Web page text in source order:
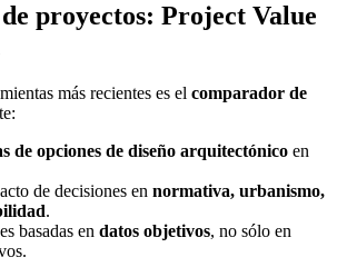
proyectos: Project Value
más recientes es el comparador de
de opciones de diseño arquitectónico en
de decisiones en normativa, urbanismo,
.
basadas en datos objetivos, no sólo en